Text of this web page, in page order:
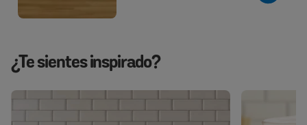
¿Te sientes inspirado?